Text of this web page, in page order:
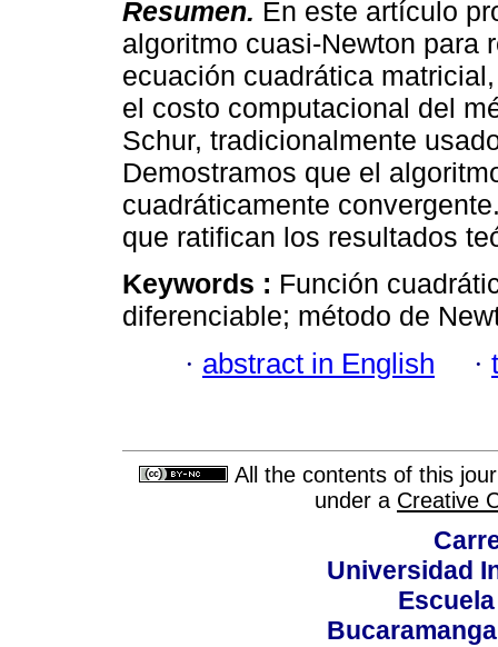
Resumen. En este artículo
algoritmo cuasi-Newton para
ecuación cuadrática
el costo computacional del
Schur, tradicionalmente
Demostramos que el
cuadráticamente
que ratifican los resultados
Keywords : Función
diferenciable; método de
· abstract in English ·
All the contents of this
under a Creative
Universidad